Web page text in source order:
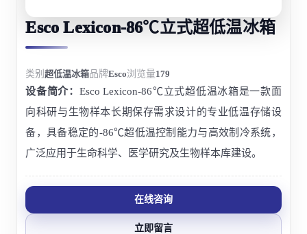
Esco Lexicon-86℃立式超低温冰箱
类别超低温冰箱品牌Esco浏览量179
设备简介： Esco Lexicon-86℃立式超低温冰箱是一款面
向科研与生物样本长期保存需求设计的专业低温存储设
备，具备稳定的-86℃超低温控制能力与高效制冷系统，
广泛应用于生命科学、医学研究及生物样本库建设。
在线咨询
立即留言